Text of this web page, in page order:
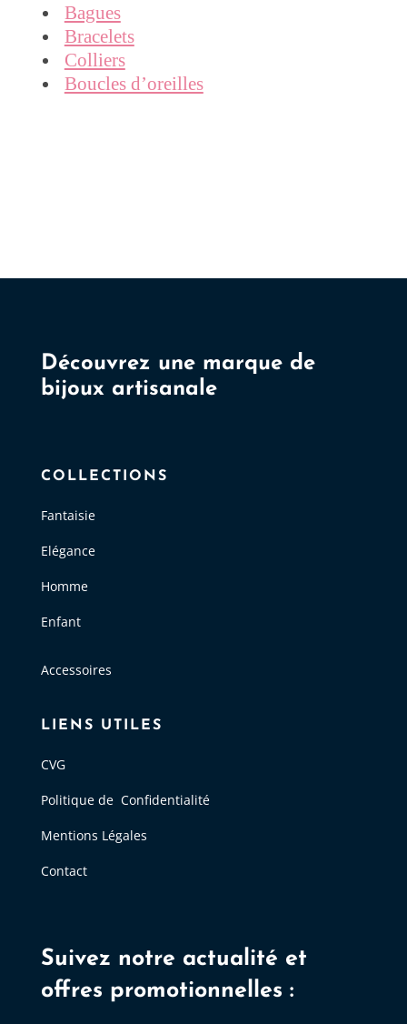
Bagues
Bracelets
Colliers
Boucles d’oreilles
Découvrez une marque de
bijoux artisanale
COLLECTIONS
Fantaisie
Elégance
Homme
Enfant
Accessoires
LIENS UTILES
CVG
Politique de Confidentialité
Mentions Légales
Contact
Suivez notre actualité et
offres promotionnelles :